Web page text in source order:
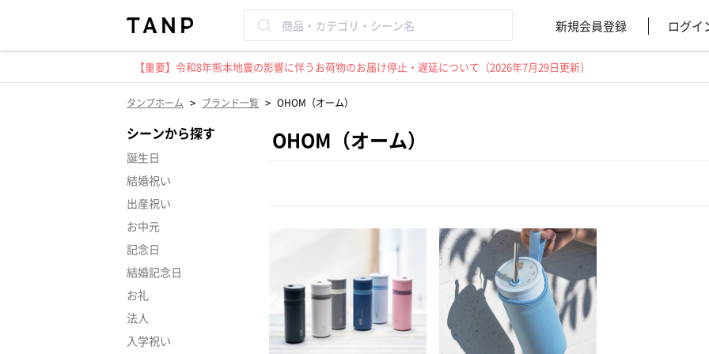
新規会員登録 ログイ
【重要】令和8年熊本地震の影響に伴うお荷物のお届け停止・遅延について（2026年7月29日更新）
タンプホーム > ブランド一覧 > OHOM（オーム）
シーンから探す
誕生日
結婚祝い
出産祝い
お中元
記念日
結婚記念日
お礼
法人
入学祝い
OHOM（オーム）